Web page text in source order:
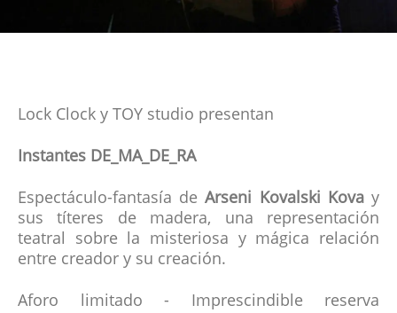
Lock Clock y TOY studio presentan
Instantes DE_MA_DE_RA
Espectáculo-fantasía deArseni Kovalski Kovay
sus títeres de madera, una representación
teatral sobre la misteriosa y mágica relación
entre creador y su creación.
Aforo limitado - Imprescindible reserva